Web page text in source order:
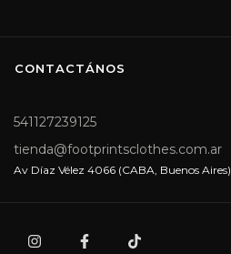
CONTACTÁNOS
541127239125
tienda@footprintsclothes.com.ar
Av Díaz Vélez 4066 (CABA, Buenos Aires)